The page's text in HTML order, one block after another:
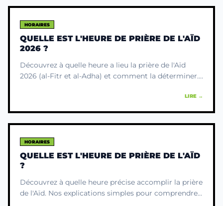
HORAIRES
QUELLE EST L'HEURE DE PRIÈRE DE L'AÏD
2026 ?
Découvrez à quelle heure a lieu la prière de l'Aïd
2026 (al-Fitr et al-Adha) et comment la déterminer.
LIRE →
HORAIRES
QUELLE EST L'HEURE DE PRIÈRE DE L'AÏD
?
Découvrez à quelle heure précise accomplir la prière
de l'Aïd. Nos explications simples pour comprendre